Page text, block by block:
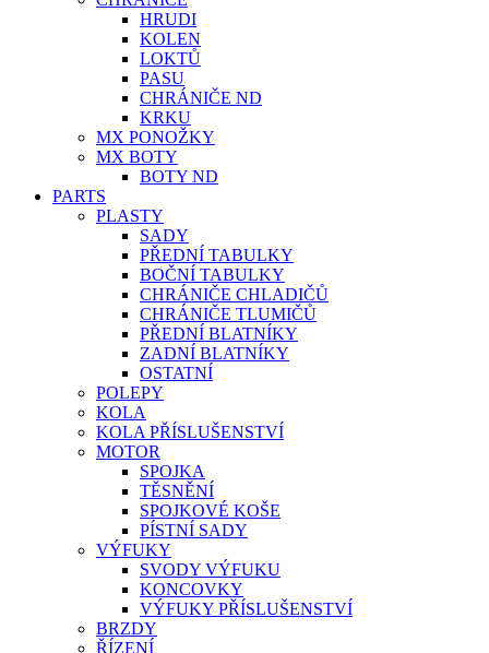
HRUDI
KOLEN
LOKTŮ
PASU
CHRÁNIČE ND
KRKU
MX PONOŽKY
MX BOTY
BOTY ND
PARTS
PLASTY
SADY
PŘEDNÍ TABULKY
BOČNÍ TABULKY
CHRÁNIČE CHLADIČŮ
CHRÁNIČE TLUMIČŮ
PŘEDNÍ BLATNÍKY
ZADNÍ BLATNÍKY
OSTATNÍ
POLEPY
KOLA
KOLA PŘÍSLUŠENSTVÍ
MOTOR
SPOJKA
TĚSNĚNÍ
SPOJKOVÉ KOŠE
PÍSTNÍ SADY
VÝFUKY
SVODY VÝFUKU
KONCOVKY
VÝFUKY PŘÍSLUŠENSTVÍ
BRZDY
ŘÍZENÍ